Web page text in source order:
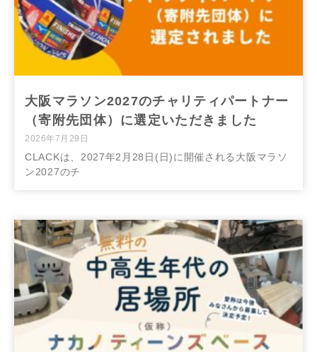
大阪マラソン2027のチャリティパートナー
（寄附先団体）に選定いただきました
2026年7月29日
CLACKは、2027年2月28日(日)に開催される大阪マラソ
ン2027のチ